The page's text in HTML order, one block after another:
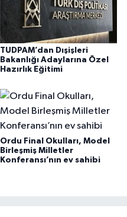
TUDPAM’dan Dışişleri
Bakanlığı Adaylarına Özel
Hazırlık Eğitimi
Ordu Final Okulları, Model
Birleşmiş Milletler
Konferansı’nın ev sahibi